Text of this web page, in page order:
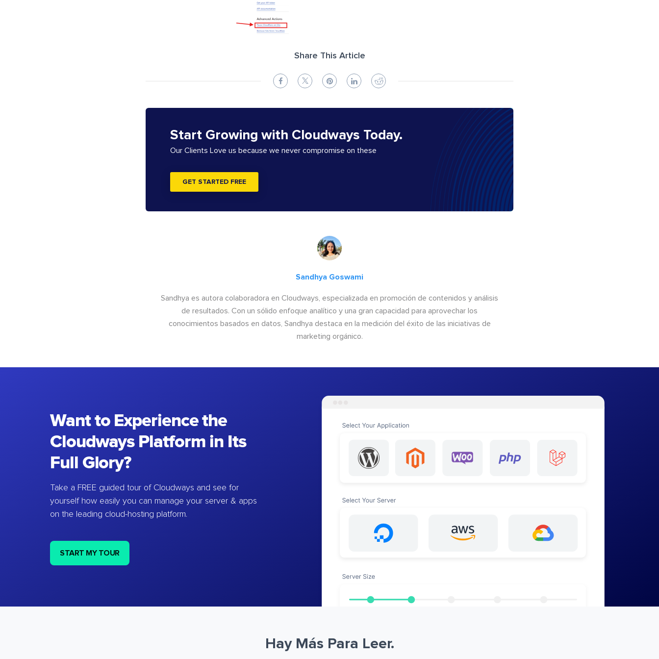
Share This Article
Start Growing with Cloudways Today.
Our Clients Love us because we never compromise on these
GET STARTED FREE
Sandhya Goswami
Sandhya es autora colaboradora en Cloudways, especializada en promoción de contenidos y análisis
de resultados. Con un sólido enfoque analítico y una gran capacidad para aprovechar los
conocimientos basados en datos, Sandhya destaca en la medición del éxito de las iniciativas de
marketing orgánico.
Want to Experience the
Cloudways Platform in Its
Full Glory?
Take a FREE guided tour of Cloudways and see for
yourself how easily you can manage your server & apps
on the leading cloud-hosting platform.
START MY TOUR
Hay Más Para Leer.